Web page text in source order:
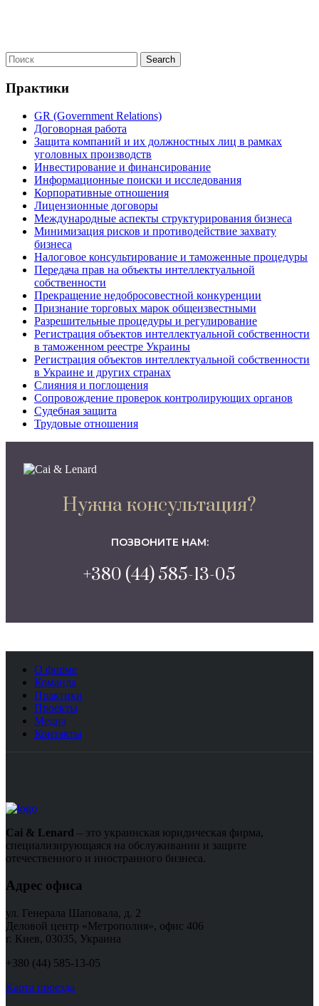
Практики
GR (Government Relations)
Договорная работа
Защита компаний и их должностных лиц в рамках
уголовных производств
Инвестирование и финансирование
Информационные поиски и исследования
Корпоративные отношения
Лицензионные договоры
Международные аспекты структурирования бизнеса
Минимизация рисков и противодействие захвату
бизнеса
Налоговое консультирование и таможенные процедуры
Передача прав на объекты интеллектуальной
собственности
Прекращение недобросовестной конкуренции
Признание торговых марок общеизвестными
Разрешительные процедуры и регулирование
Регистрация объектов интеллектуальной собственности
в таможенном реестре Украины
Регистрация объектов интеллектуальной собственности
в Украине и других странах
Слияния и поглощения
Сопровождение проверок контролирующих органов
Судебная защита
Трудовые отношения
Нужна консультация?
ПОЗВОНИТЕ НАМ:
+380 (44) 585-13-05
О фирме
Команда
Практики
Проекты
Медиа
Контакты
Cai & Lenard – это украинская юридическая фирма,
специализирующаяся на обслуживании и защите
отечественного и иностранного бизнеса.
Адрес офиса
ул. Генерала Шаповала, д. 2
Деловой центр «Метрополия», офис 406
г. Киев, 03035, Украина
+380 (44) 585-13-05
Карта проезда